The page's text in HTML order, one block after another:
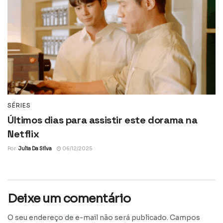
SÉRIES
Últimos dias para assistir este dorama na
Netflix
Por Julia Da Silva 06/12/2025
Deixe um comentário
O seu endereço de e-mail não será publicado. Campos